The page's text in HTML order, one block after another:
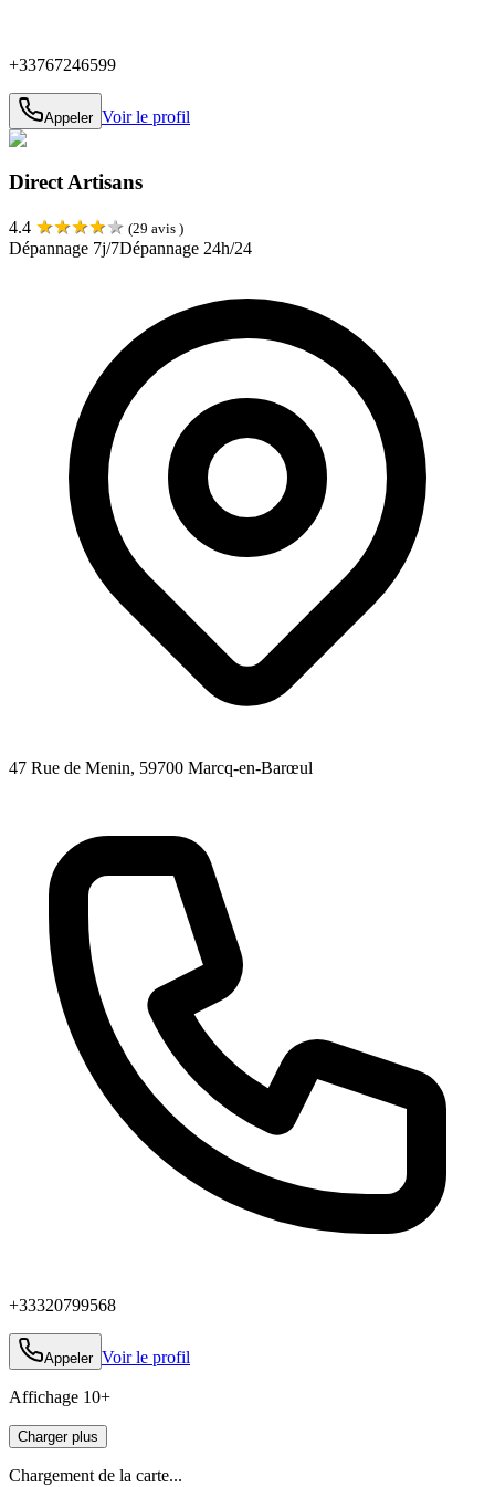
+33767246599
Appeler Voir le profil
Direct Artisans
4.4 ★★★★★ (29 avis )
Dépannage 7j/7Dépannage 24h/24
47 Rue de Menin, 59700 Marcq-en-Barœul
+33320799568
Appeler Voir le profil
Affichage 10+
Charger plus
Chargement de la carte...